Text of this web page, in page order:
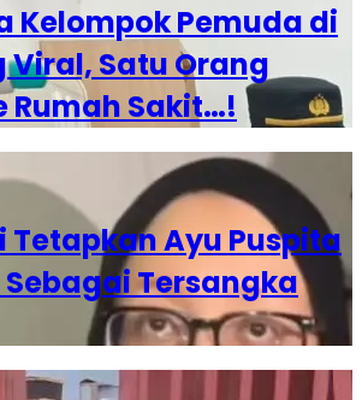
Kelompok Pemuda di
Viral, Satu Orang
Rumah Sakit…!
Tetapkan Ayu Puspita
Sebagai Tersangka